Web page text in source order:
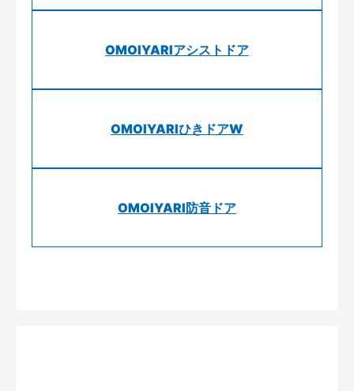
OMOIYARIアシストドア
OMOIYARIひきドアW
OMOIYARI防音ドア